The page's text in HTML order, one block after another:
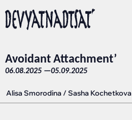
Avoidant Attachment’
06.08.2025 —05.09.2025
Alisa Smorodina / Sasha Kochetkova